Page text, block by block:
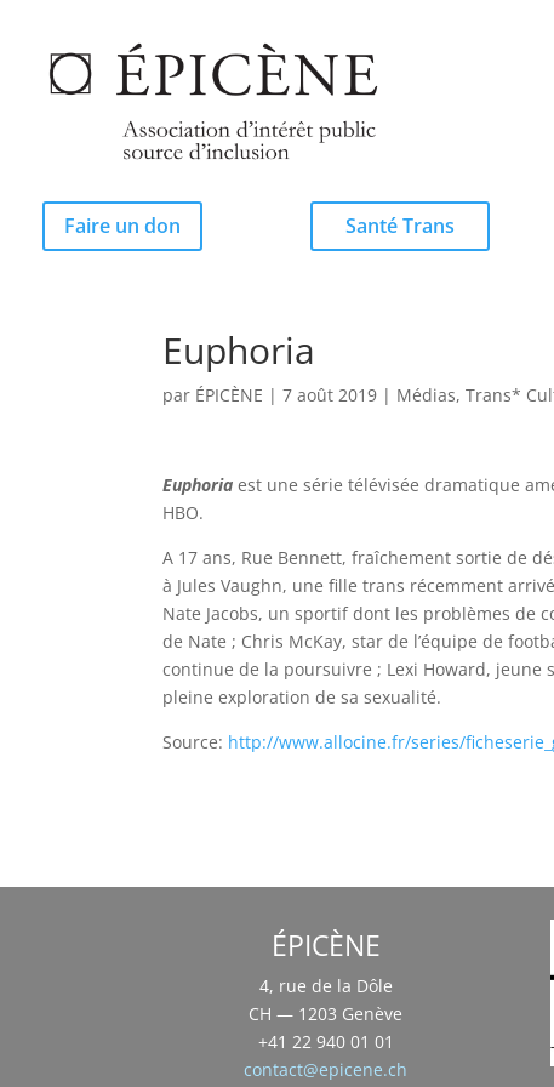
Faire un don Santé Trans
Euphoria
par ÉPICÈNE |7 août 2019 | Médias,Trans*
Euphoria est une série télévisée dramatique
HBO.
A 17 ans, Rue Bennett, fraîchement sortie de
à Jules Vaughn, une fille trans récemment
Nate Jacobs, un sportif dont les problèmes de
de Nate ; Chris McKay, star de l’équipe de
continue de la poursuivre ; Lexi Howard, jeune
pleine exploration de sa sexualité.
Source: http://www.allocine.fr/series/
ÉPICÈNE
4, rue de la Dôle
CH — 1203 Genève
+41 22 940 01 01
contact@epicene.ch